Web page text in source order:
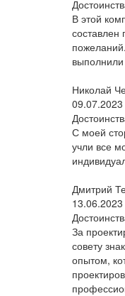
В этой
составлен
Николай
09.07.2023
С моей
учли все
Дмитрий
13.06.2023
За
совету
опытом,